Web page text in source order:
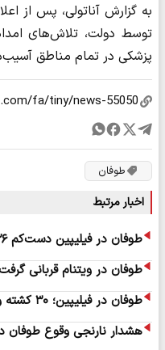
به گزارش آناتولی، پس از
توسط دولت، تلاش‌های
پزشکی در تمام مناطق
طوفان
اخبار مرتبط
طوفان در فیلیپین دست‌کم ۲۶ کشته بر جای گذاشت
طوفان در ویتنام قربانی
طوفان در فیلیپین؛ ۳۰ کشته و ۷ مفقود تاکنون
هشدار نارنجی وقوع طوفان در ۱۱